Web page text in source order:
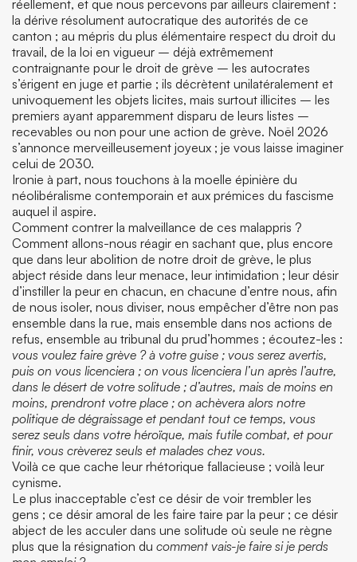
réellement, et que nous percevons par ailleurs clairement :
la dérive résolument autocratique des autorités de ce
canton ; au mépris du plus élémentaire respect du droit du
travail, de la loi en vigueur – déjà extrêmement
contraignante pour le droit de grève – les autocrates
s’érigent en juge et partie ; ils décrètent unilatéralement et
univoquement les objets licites, mais surtout illicites – les
premiers ayant apparemment disparu de leurs listes –
recevables ou non pour une action de grève. Noël 2026
s’annonce merveilleusement joyeux ; je vous laisse imaginer
celui de 2030.
Ironie à part, nous touchons à la moelle épinière du
néolibéralisme contemporain et aux prémices du fascisme
auquel il aspire.
Comment contrer la malveillance de ces malappris ?
Comment allons-nous réagir en sachant que, plus encore
que dans leur abolition de notre droit de grève, le plus
abject réside dans leur menace, leur intimidation ; leur désir
d’instiller la peur en chacun, en chacune d’entre nous, afin
de nous isoler, nous diviser, nous empêcher d’être non pas
ensemble dans la rue, mais ensemble dans nos actions de
refus, ensemble au tribunal du prud’hommes ; écoutez-les :
vous voulez faire grève ? à votre guise ; vous serez avertis,
puis on vous licenciera ; on vous licenciera l’un après l’autre,
dans le désert de votre solitude ; d’autres, mais de moins en
moins, prendront votre place ; on achèvera alors notre
politique de dégraissage et pendant tout ce temps, vous
serez seuls dans votre héroïque, mais futile combat, et pour
finir, vous crèverez seuls et malades chez vous.
Voilà ce que cache leur rhétorique fallacieuse ; voilà leur
cynisme.
Le plus inacceptable c’est ce désir de voir trembler les
gens ; ce désir amoral de les faire taire par la peur ; ce désir
abject de les acculer dans une solitude où seule ne règne
plus que la résignation du comment vais-je faire si je perds